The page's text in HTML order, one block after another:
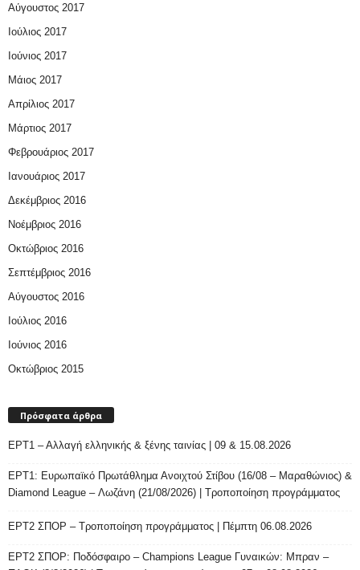
Αύγουστος 2017
Ιούλιος 2017
Ιούνιος 2017
Μάιος 2017
Απρίλιος 2017
Μάρτιος 2017
Φεβρουάριος 2017
Ιανουάριος 2017
Δεκέμβριος 2016
Νοέμβριος 2016
Οκτώβριος 2016
Σεπτέμβριος 2016
Αύγουστος 2016
Ιούλιος 2016
Ιούνιος 2016
Οκτώβριος 2015
Πρόσφατα άρθρα
ΕΡΤ1 – Αλλαγή ελληνικής & ξένης ταινίας | 09 & 15.08.2026
ΕΡΤ1: Ευρωπαϊκό Πρωτάθλημα Ανοιχτού Στίβου (16/08 – Μαραθώνιος) &
Diamond League – Λωζάνη (21/08/2026) | Τροποποίηση προγράμματος
ΕΡΤ2 ΣΠΟΡ – Τροποποίηση προγράμματος | Πέμπτη 06.08.2026
ΕΡΤ2 ΣΠΟΡ: Ποδόσφαιρο – Champions League Γυναικών: Μπραν –